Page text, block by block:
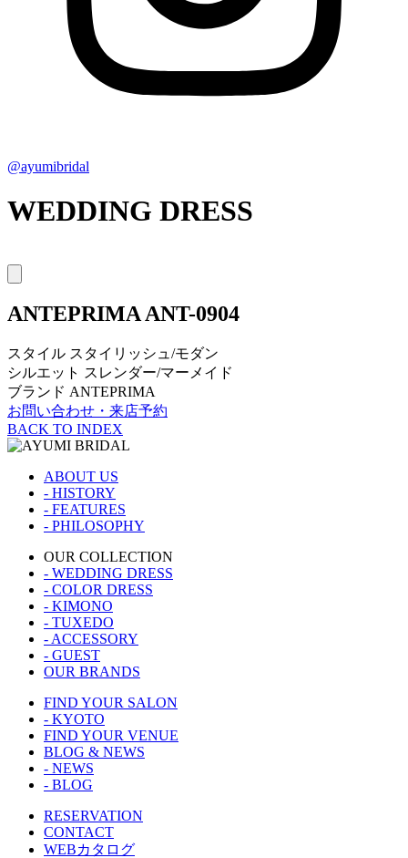
@ayumibridal
WEDDING DRESS
ANTEPRIMA ANT-0904
スタイル スタイリッシュ/モダン
シルエット スレンダー/マーメイド
ブランド ANTEPRIMA
お問い合わせ・来店予約
BACK TO INDEX
ABOUT US
- HISTORY
- FEATURES
- PHILOSOPHY
OUR COLLECTION
- WEDDING DRESS
- COLOR DRESS
- KIMONO
- TUXEDO
- ACCESSORY
- GUEST
OUR BRANDS
FIND YOUR SALON
- KYOTO
FIND YOUR VENUE
BLOG & NEWS
- NEWS
- BLOG
RESERVATION
CONTACT
WEBカタログ